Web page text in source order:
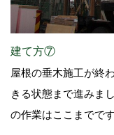
建て方⑦
屋根の垂木施工が終
きる状態まで進みま
の作業はここまでです